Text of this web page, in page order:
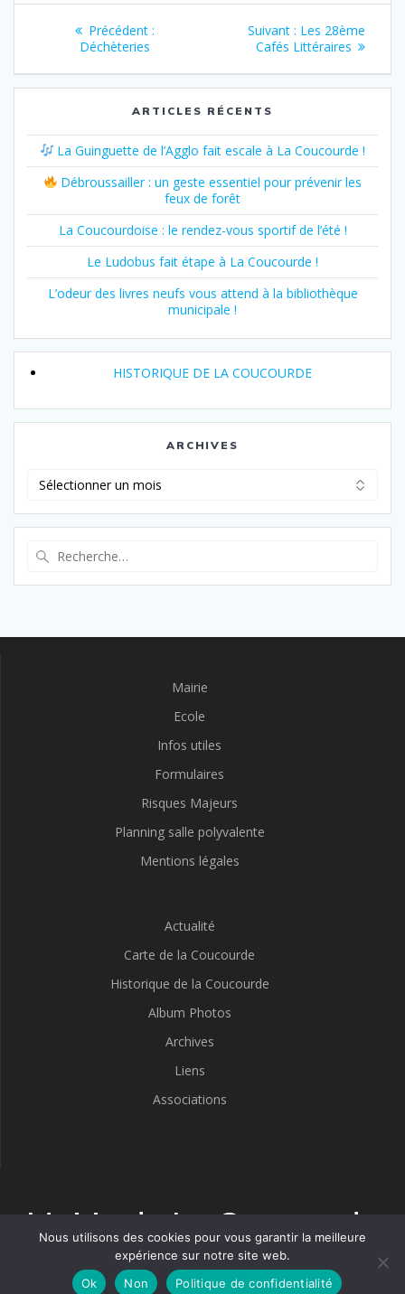
Navigation
l’article
Précédent :Article
Déchèteries
Suivant : Article
suivant
Les 28ème
Cafés Littéraires
ARTICLES RÉCENTS
La Guinguette de l’Agglo fait escale à La Coucourde !
Débroussailler : un geste essentiel pour prévenir les
feux de forêt
La Coucourdoise : le rendez-vous sportif de l’été !
Le Ludobus fait étape à La Coucourde !
L’odeur des livres neufs vous attend à la bibliothèque
municipale !
HISTORIQUE DE LA COUCOURDE
ARCHIVES
Mairie
Ecole
Infos utiles
Formulaires
Risques Majeurs
Planning salle polyvalente
Mentions légales
Actualité
Carte de la Coucourde
Historique de la Coucourde
Album Photos
Archives
Liens
Associations
Mairie de La Coucourde
© 2026 Mairie de La Coucourde. Construit avec WordPress et le
thème Mesmerize
Nous utilisons des cookies pour vous garantir la meilleure
expérience sur notre site web.
Ok
Non Politique de confidentialité